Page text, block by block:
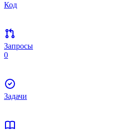
Код
Запросы
0
Задачи